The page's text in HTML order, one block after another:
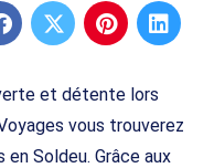
et détente lors
vous trouverez
Soldeu. Grâce aux